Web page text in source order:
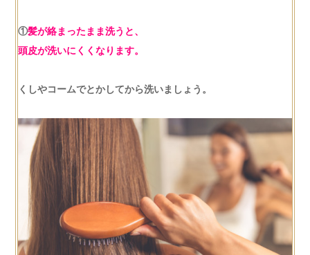
①髪が絡まったまま洗うと、
頭皮が洗いにくくなります。
くしやコームでとかしてから洗いましょう。